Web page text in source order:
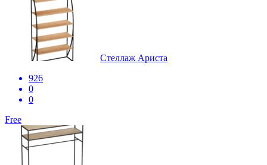
Стеллаж Ариста
926
0
0
Free